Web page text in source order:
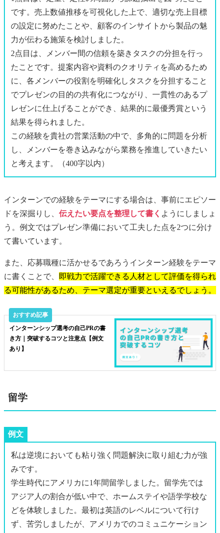
です。売上数値推移を可視化した上で、適切な売上目標
の設定に努めたことや、顧客のインサイトから製品の魅
力が伝わる施策を検討しました。
2点目は、メンバー間の信頼を築きタスクの分担を行っ
たことです。提案内容や資料のクオリティを高めるため
に、各メンバーの役割を明確化しタスクを分担すること
でプレゼンの目的の共有化につながり、一貫性のあるプ
レゼンに仕上げることができ、結果的に最優秀賞という
結果を得られました。
この経験を貴社の営業活動の中で、多角的に問題を分析
し、メンバーを巻き込みながら業務を推進していきたい
と考えます。（400字以内）
インターンでの経験をテーマにする場合は、事前にエピソー
ドを深掘りし、 伝えたい要点を整理して書く ようにしましょ
う。例文ではプレゼン準備において工夫した点を2つに分け
て書いています。
また、応募職種に活かせるであろうインターン経験をテーマ
に書くことで、
即戦力で活躍できる人材として評価を得られ
る可能性があるため、テーマ選定が重要といえるでしょう。
インターンシップ選考の自己PRの書
き方｜突破するコツと注意点【例文
あり】
留学
例文
私は逆境においても粘り強く問題解決に取り組む力が強
みです。
学生時代にアメリカに1年間留学しました。留学先では
アジア人の割合が低い中で、ホームステイや語学学校な
どを体験しました。最初は英語のレベルについて行け
ず、苦労しましたが、アメリカでのコミュニケーション